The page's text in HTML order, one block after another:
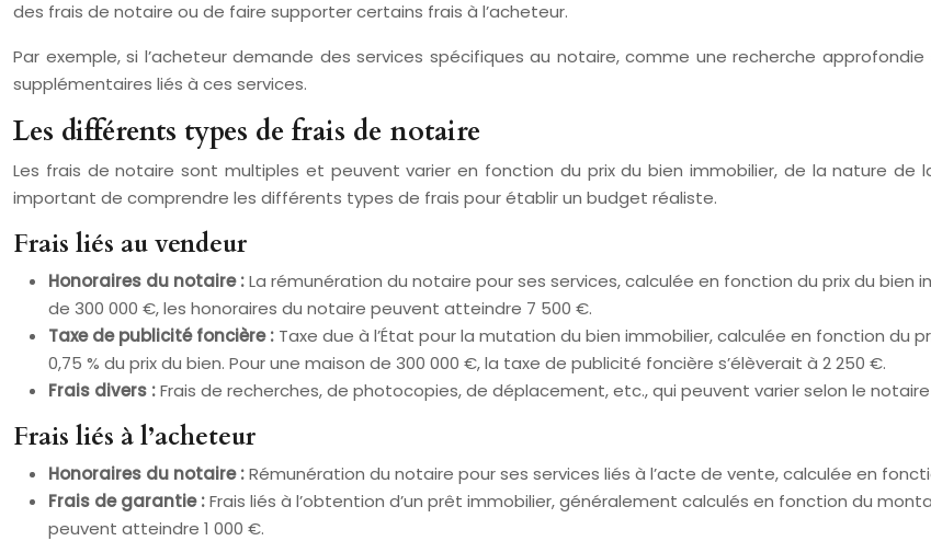
des frais de notaire ou de faire supporter certains frais à l’acheteur.
Par exemple, si l’acheteur demande des services spécifiques au notaire, comme une recherche
supplémentaires liés à ces services.
Les différents types de frais de notaire
Les frais de notaire sont multiples et peuvent varier en fonction du prix du bien immobilier, de la nature
important de comprendre les différents types de frais pour établir un budget réaliste.
Frais liés au vendeur
Honoraires du notaire :La rémunération du notaire pour ses services, calculée en fonction du prix du
de 300 000 €, les honoraires du notaire peuvent atteindre 7 500 €.
Taxe de publicité foncière : Taxe due à l’État pour la mutation du bien immobilier, calculée en fonction du
0,75 % du prix du bien. Pour une maison de 300 000 €, la taxe de publicité foncière s’élèverait à 2 250 €.
Frais divers :Frais de recherches, de photocopies, de déplacement, etc., qui peuvent varier selon le
Frais liés à l’acheteur
Honoraires du notaire :Rémunération du notaire pour ses services liés à l’acte de vente, calculée en
Frais de garantie :Frais liés à l’obtention d’un prêt immobilier, généralement calculés en fonction du
peuvent atteindre 1 000 €.